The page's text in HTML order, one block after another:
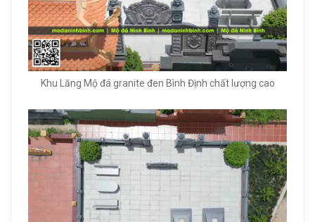
Khu Lăng Mộ đá granite đen Bình Định chất lượng cao